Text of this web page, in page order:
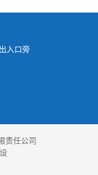
入口旁
责任公司